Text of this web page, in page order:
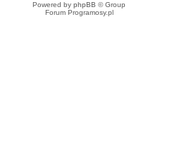
Powered by phpBB © Group
Forum Programosy.pl